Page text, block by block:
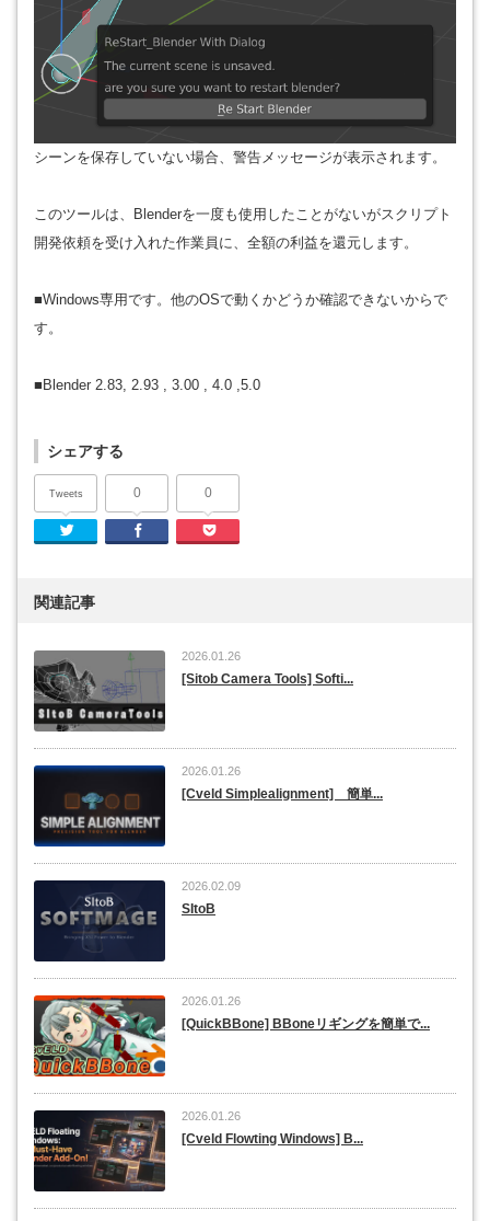
シーンを保存していない場合、警告メッセージが表示されます。
このツールは、Blenderを一度も使用したことがないがスクリプト
開発依頼を受け入れた作業員に、全額の利益を還元します。
■Windows専用です。他のOSで動くかどうか確認できないからで
す。
■Blender 2.83, 2.93 , 3.00 , 4.0 ,5.0
シェアする
Tweets
Twitter
0
Facebook
0
関連記事
2026.01.26
[Sitob Camera Tools] Softi...
2026.01.26
[Cveld Simplealignment] 簡単...
2026.02.09
SItoB
2026.01.26
[QuickBBone] BBoneリギングを簡単で...
2026.01.26
[Cveld Flowting Windows] B...